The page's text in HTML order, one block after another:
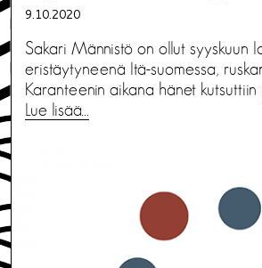
9.10.2020
Sakari Männistö on ollut syyskuun
eristäytyneenä Itä-suomessa,
Karanteenin aikana hänet kutsuttiin
Lue lisää…